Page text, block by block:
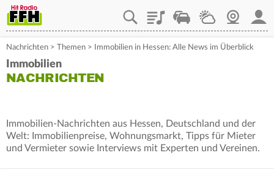
PlaylistStaupilotWetterWebcam
Nachrichten > Themen > Immobilien in Hessen: Alle News im Überblick
Immobilien
NACHRICHTEN
Immobilien-Nachrichten aus Hessen, Deutschland und der
Welt: Immobilienpreise, Wohnungsmarkt, Tipps für Mieter
und Vermieter sowie Interviews mit Experten und Vereinen.